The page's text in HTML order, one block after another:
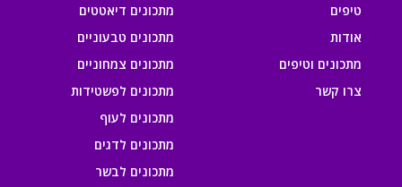
טיפים
אודות
מתכונים וטיפים
צרו קשר
מתכונים דיאטטים
מתכונים טבעוניים
מתכונים צמחוניים
מתכונים לפשטידות
מתכונים לעוף
מתכונים לדגים
מתכונים לבשר